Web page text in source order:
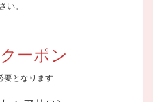
い。
ーポン
要となります